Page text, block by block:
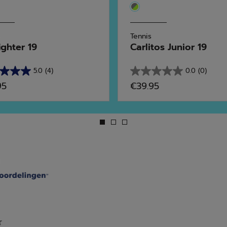
19
5.0 (4)
Tennis
Carlitos Junior 19
0.0 (0)
0.0
van
de
5
€39.95